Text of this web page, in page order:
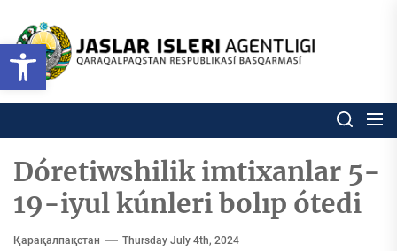
Open toolbar
content
Respublikası
basqarması
Ózbekstan jaslar isleri
Dóretiwshilik imtixanlar 5-
19-iyul kúnleri bolıp ótedi
Қарақалпақстан Thursday July 4th, 2024